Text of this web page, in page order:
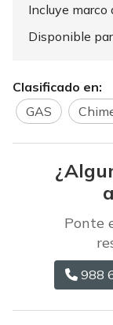
Incluye marco
Disponible
Clasificado en:
GAS
Ponte
988